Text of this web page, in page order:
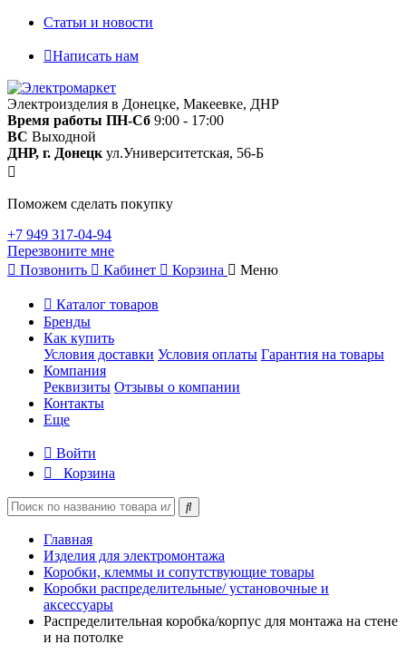
Статьи и новости
Написать нам
Электроизделия в Донецке, Макеевке, ДНР
Время работы ПН-Сб 9:00 - 17:00
ВС Выходной
ДНР, г. Донецк ул.Университетская, 56-Б
Поможем сделать покупку
+7 949 317-04-94
Перезвоните мне
Позвонить
Кабинет Корзина Меню
Каталог товаров
Бренды
Как купить
Условия доставки Условия оплаты Гарантия на товары
Компания
Реквизиты Отзывы о компании
Контакты
Еще
Войти
Корзина
Главная
Изделия для электромонтажа
Коробки, клеммы и сопутствующие товары
Коробки распределительные/ установочные и
аксессуары
Распределительная коробка/корпус для монтажа на стене
и на потолке